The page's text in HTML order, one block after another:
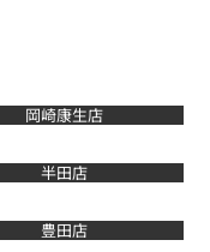
岡崎康生店
半田店
豊田店